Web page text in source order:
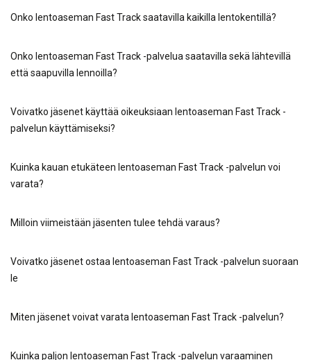
Onko lentoaseman Fast Track saatavilla kaikilla lentokentillä?
Onko lentoaseman Fast Track -palvelua saatavilla sekä lähtevillä
että saapuvilla lennoilla?
Voivatko jäsenet käyttää oikeuksiaan lentoaseman Fast Track -
palvelun käyttämiseksi?
Kuinka kauan etukäteen lentoaseman Fast Track -palvelun voi
varata?
Milloin viimeistään jäsenten tulee tehdä varaus?
Voivatko jäsenet ostaa lentoaseman Fast Track -palvelun suoraan
le
Miten jäsenet voivat varata lentoaseman Fast Track -palvelun?
Kuinka paljon lentoaseman Fast Track -palvelun varaaminen